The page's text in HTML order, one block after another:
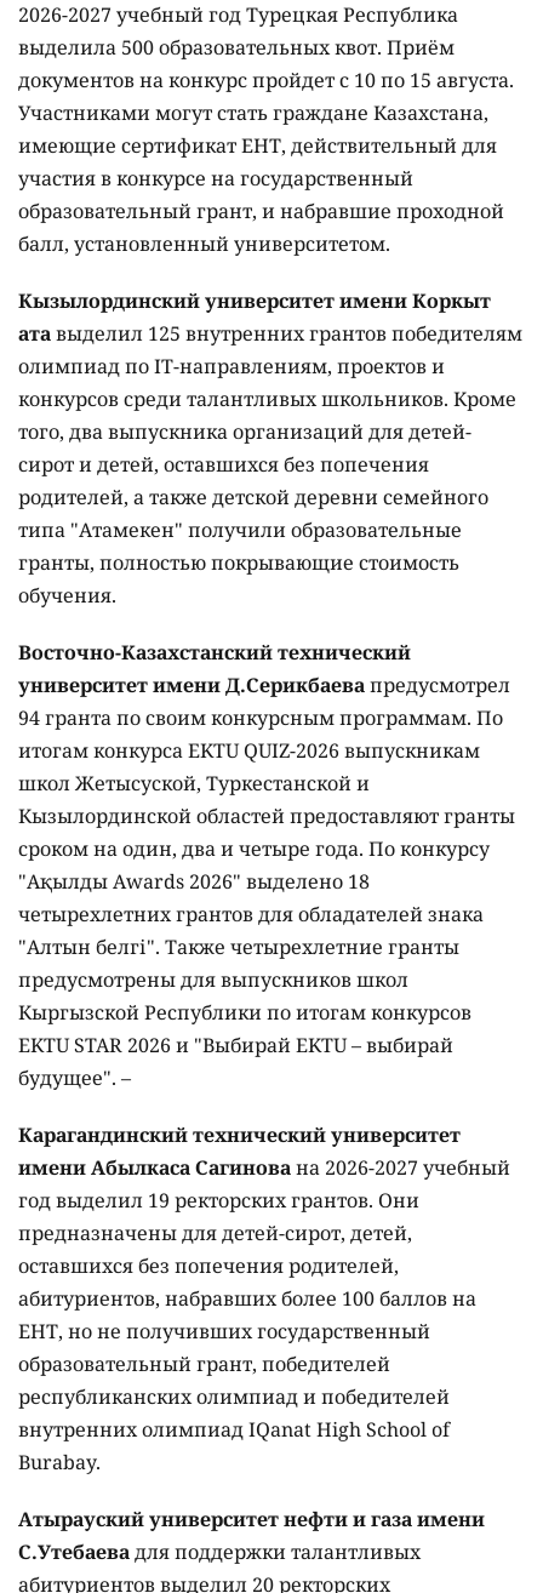
2026-2027 учебный год Турецкая Республика
выделила 500 образовательных квот. Приём
документов на конкурс пройдет с 10 по 15 августа.
Участниками могут стать граждане Казахстана,
имеющие сертификат ЕНТ, действительный для
участия в конкурсе на государственный
образовательный грант, и набравшие проходной
балл, установленный университетом.
Кызылординский университет имени Коркыт
атавыделил 125 внутренних грантов победителям
олимпиад по IT-направлениям, проектов и
конкурсов среди талантливых школьников. Кроме
того, два выпускника организаций для детей-
сирот и детей, оставшихся без попечения
родителей, а также детской деревни семейного
типа "Атамекен" получили образовательные
гранты, полностью покрывающие стоимость
обучения.
Восточно-Казахстанский технический
университет имени Д.Серикбаевапредусмотрел
94 гранта по своим конкурсным программам. По
итогам конкурса EKTU QUIZ-2026 выпускникам
школ Жетысуской, Туркестанской и
Кызылординской областей предоставляют гранты
сроком на один, два и четыре года. По конкурсу
"Ақылды Awards 2026" выделено 18
четырехлетних грантов для обладателей знака
"Алтын белгі". Также четырехлетние гранты
предусмотрены для выпускников школ
Кыргызской Республики по итогам конкурсов
EKTU STAR 2026 и "Выбирай EKTU – выбирай
будущее". –
Карагандинский технический университет
имени Абылкаса Сагинована 2026-2027 учебный
год выделил 19 ректорских грантов. Они
предназначены для детей-сирот, детей,
оставшихся без попечения родителей,
абитуриентов, набравших более 100 баллов на
ЕНТ, но не получивших государственный
образовательный грант, победителей
республиканских олимпиад и победителей
внутренних олимпиад IQanat High School of
Burabay.
Атырауский университет нефти и газа имени
С.Утебаевадля поддержки талантливых
абитуриентов выделил 20 ректорских